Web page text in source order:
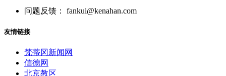
问题反馈： fankui@kenahan.com
友情链接
梵蒂冈新闻网
信德网
北京教区